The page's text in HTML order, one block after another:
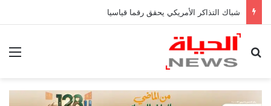
شباك التذاكر الأمريكي يحقق رقما قياسيا
بحث عن